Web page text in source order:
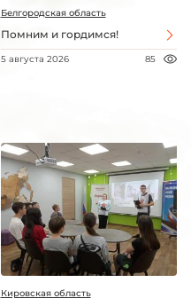
Белгородская область
Помним и гордимся!
5 августа 2026 85
Кировская область